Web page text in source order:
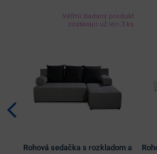
Veľmi žiadaný produkt
zostávajú už len 3 ks
Rohová sedačka s rozkladom a